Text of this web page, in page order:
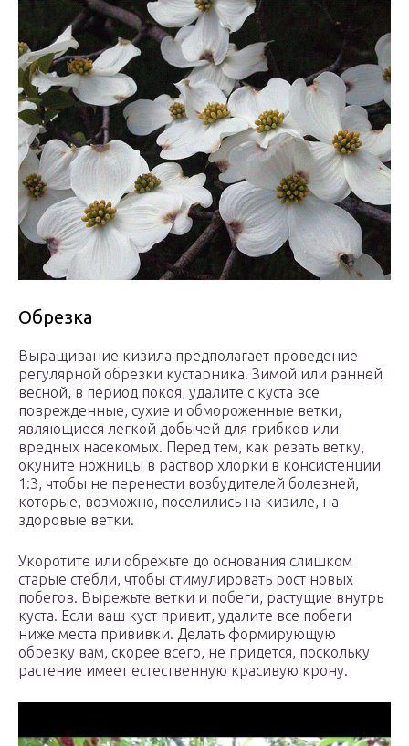
Обрезка
Выращивание кизила предполагает проведение
регулярной обрезки кустарника. Зимой или ранней
весной, в период покоя, удалите с куста все
поврежденные, сухие и обмороженные ветки,
являющиеся легкой добычей для грибков или
вредных насекомых. Перед тем, как резать ветку,
окуните ножницы в раствор хлорки в консистенции
1:3, чтобы не перенести возбудителей болезней,
которые, возможно, поселились на кизиле, на
здоровые ветки.
Укоротите или обрежьте до основания слишком
старые стебли, чтобы стимулировать рост новых
побегов. Вырежьте ветки и побеги, растущие внутрь
куста. Если ваш куст привит, удалите все побеги
ниже места прививки. Делать формирующую
обрезку вам, скорее всего, не придется, поскольку
растение имеет естественную красивую крону.